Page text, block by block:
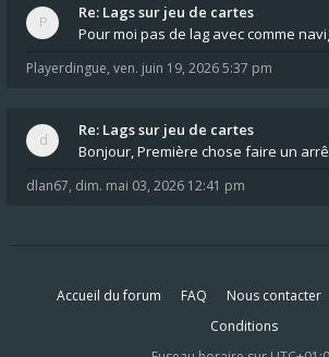
Re: Lags sur jeu de cartes
Pour moi pas de lag avec comme
Playerdingue, ven. juin 19, 2026 5:37 pm
Re: Lags sur jeu de cartes
Bonjour, Première chose faire un
dlan67, dim. mai 03, 2026 12:41 pm
Accueil du forum FAQ Nous contacter
Conditions